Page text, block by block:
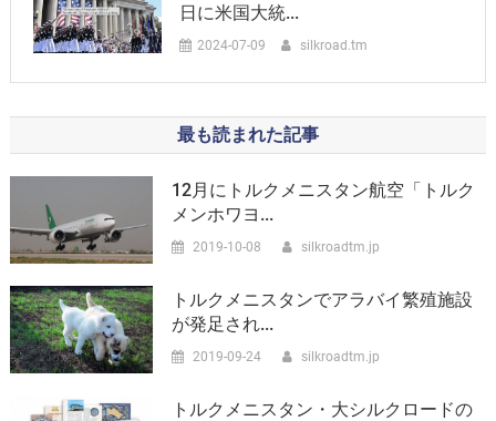
日に米国大統...
2024-07-09 silkroad.tm
最も読まれた記事
12月にトルクメニスタン航空「トルク
メンホワヨ...
2019-10-08 silkroadtm.jp
トルクメニスタンでアラバイ繁殖施設
が発足され...
2019-09-24 silkroadtm.jp
トルクメニスタン・大シルクロードの